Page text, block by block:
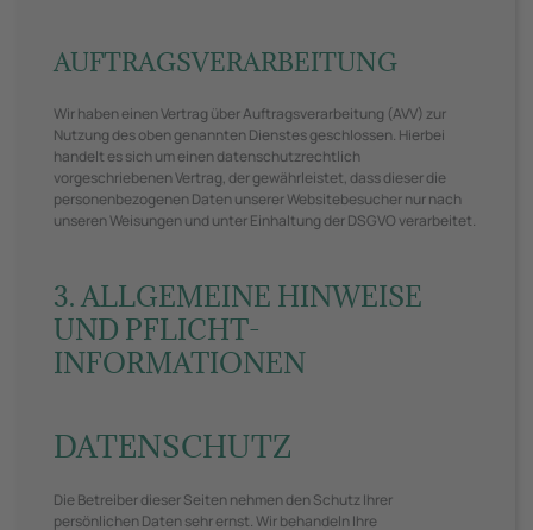
AUFTRAGSVERARBEITUNG
Wir haben einen Vertrag über Auftragsverarbeitung (AVV) zur
Nutzung des oben genannten Dienstes geschlossen. Hierbei
handelt es sich um einen datenschutzrechtlich
vorgeschriebenen Vertrag, der gewährleistet, dass dieser die
personenbezogenen Daten unserer Websitebesucher nur nach
unseren Weisungen und unter Einhaltung der DSGVO verarbeitet.
3. ALLGEMEINE HINWEISE
UND PFLICHT­
INFORMATIONEN
DATENSCHUTZ
Die Betreiber dieser Seiten nehmen den Schutz Ihrer
persönlichen Daten sehr ernst. Wir behandeln Ihre